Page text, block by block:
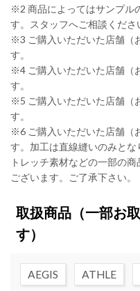
※2 商品によってはサンプル
す。スタッフへご相談くださ
※3 ご購入いただいた店舗（
す。
※4 ご購入いただいた店舗（
す。
※5 ご購入いただいた店舗（
す。
※6 ご購入いただいた店舗（
す。加工は直線縫いのみと
トレッチ素材などの一部の
ございます。ご了承下さい。
取扱商品（一部お
す）
AEGIS ATHLE